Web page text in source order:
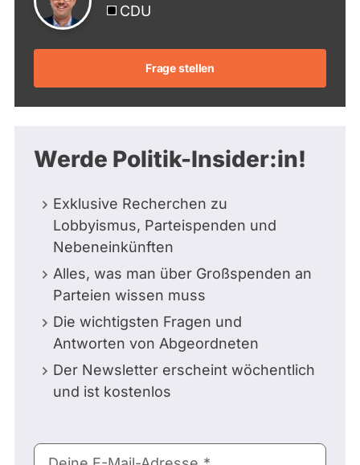
CDU
Frage stellen
Werde Politik-Insider:in!
Exklusive Recherchen zu
Lobbyismus, Parteispenden und
Nebeneinkünften
Alles, was man über Großspenden an
Parteien wissen muss
Die wichtigsten Fragen und
Antworten von Abgeordneten
Der Newsletter erscheint wöchentlich
und ist kostenlos
E-